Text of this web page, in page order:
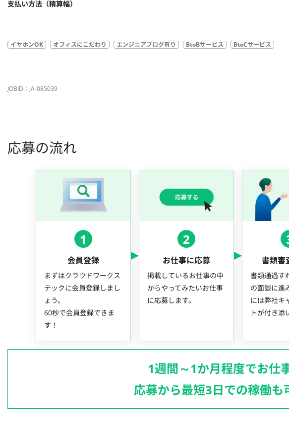
支払い方法（精算幅）
イヤホンOK オフィスにこだわり エンジニアブログ有り BtoBサービス BtoCサービス
JOBID：JA-085039
応募の流れ
1
会員登録
まずはクラウドワークス
テックに会員登録しまし
ょう。
60秒で会員登録できま
す！
2
お仕事に応募
掲載しているお仕事の中
からやってみたいお仕事
に応募します。
書類審
書類通過す
の面談に進
には弊社キ
トが付き添
1週間～1か月程度でお仕
応募から最短3日での稼働も